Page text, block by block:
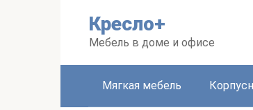
Кресло+
Мебель в доме и офисе
Мягкая мебель